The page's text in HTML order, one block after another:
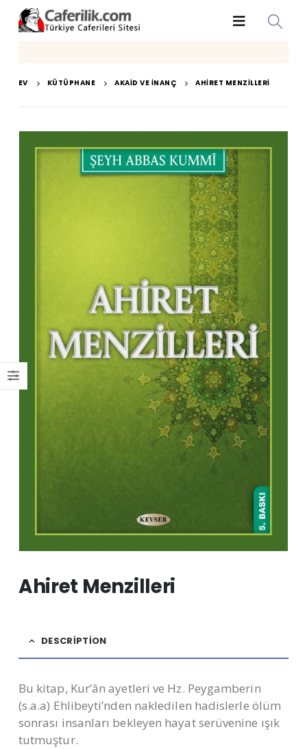
EV KÜTÜPHANE AKAID VE İNANÇ AHIRET MENZILLERI
Ahiret Menzilleri
DESCRIPTION
Bu kitap, Kur’ân ayetleri ve Hz. Peygamberin
(s.a.a) Ehlibeyti’nden nakledilen hadislerle ölüm
sonrası insanları bekleyen hayat serüvenine ışık
tutmuştur.